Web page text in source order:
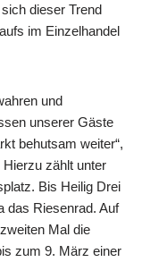
dieser Trend
im Einzelhandel
und
unserer Gäste
behutsam weiter“,
zählt unter
Bis Heilig Drei
das Riesenrad. Auf
Mal die
zum 9. März einer